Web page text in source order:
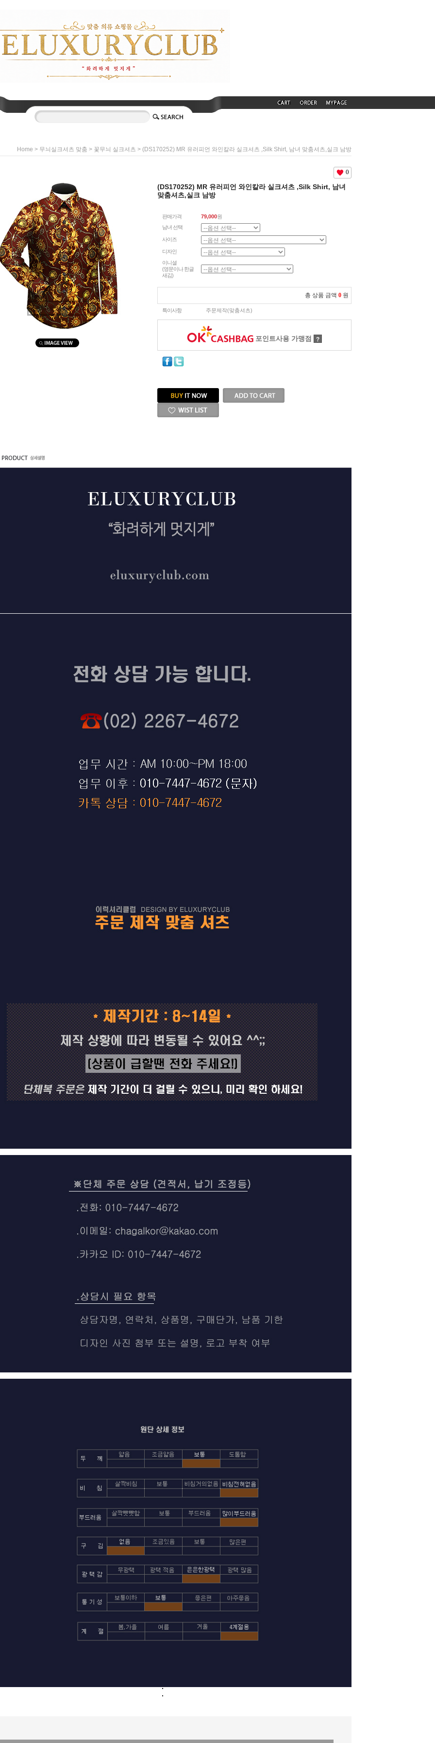
Home > 무늬실크셔츠 맞춤 > 꽃무늬 실크셔츠 > (DS170252) MR 유러피언 와인칼라 실크셔츠 ,Silk Shirt, 남녀 맞춤셔츠,실크 남방
마우스를 올려보세요
0
(DS170252) MR 유러피언 와인칼라 실크셔츠 ,Silk Shirt, 남녀
맞춤셔츠,실크 남방
판매가격 79,000원
남녀 선택
사이즈
디자인
이니셜
(영문이나 한글
새김)
총 상품 금액 0 원
특이사항 주문제작(맞춤셔츠)
포인트사용 가맹점 ?